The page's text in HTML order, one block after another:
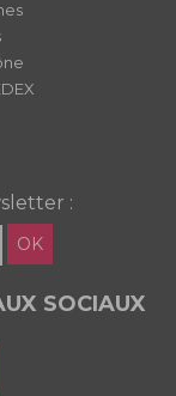
:
OK
SOCIAUX